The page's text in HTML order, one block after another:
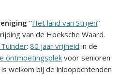
“Het land van Strijen”
van de Hoeksche Waard.
:80 jaar vrijheid in de
ontmoetingsplekvoor senioren
welkom bij de inloopochtenden